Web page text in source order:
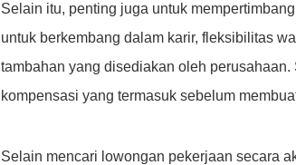
Selain itu, penting juga untuk
untuk berkembang dalam karir, fleksibilitas
tambahan yang disediakan oleh
kompensasi yang termasuk sebelum
Selain mencari lowongan pekerjaan secara